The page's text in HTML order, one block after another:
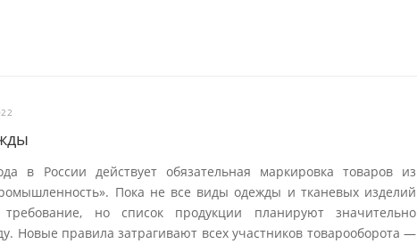
в России действует обязательная маркировка товаров из
Пока не все виды одежды и тканевых изделий
но список продукции планируют значительно
Новые правила затрагивают всех участников товарооборота —